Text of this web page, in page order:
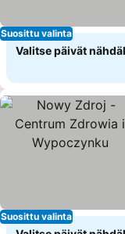
Suosittu valinta
Valitse päivät
Suosittu valinta